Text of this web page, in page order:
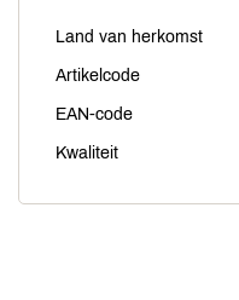
Land van herkomst
Artikelcode
EAN-code
Kwaliteit